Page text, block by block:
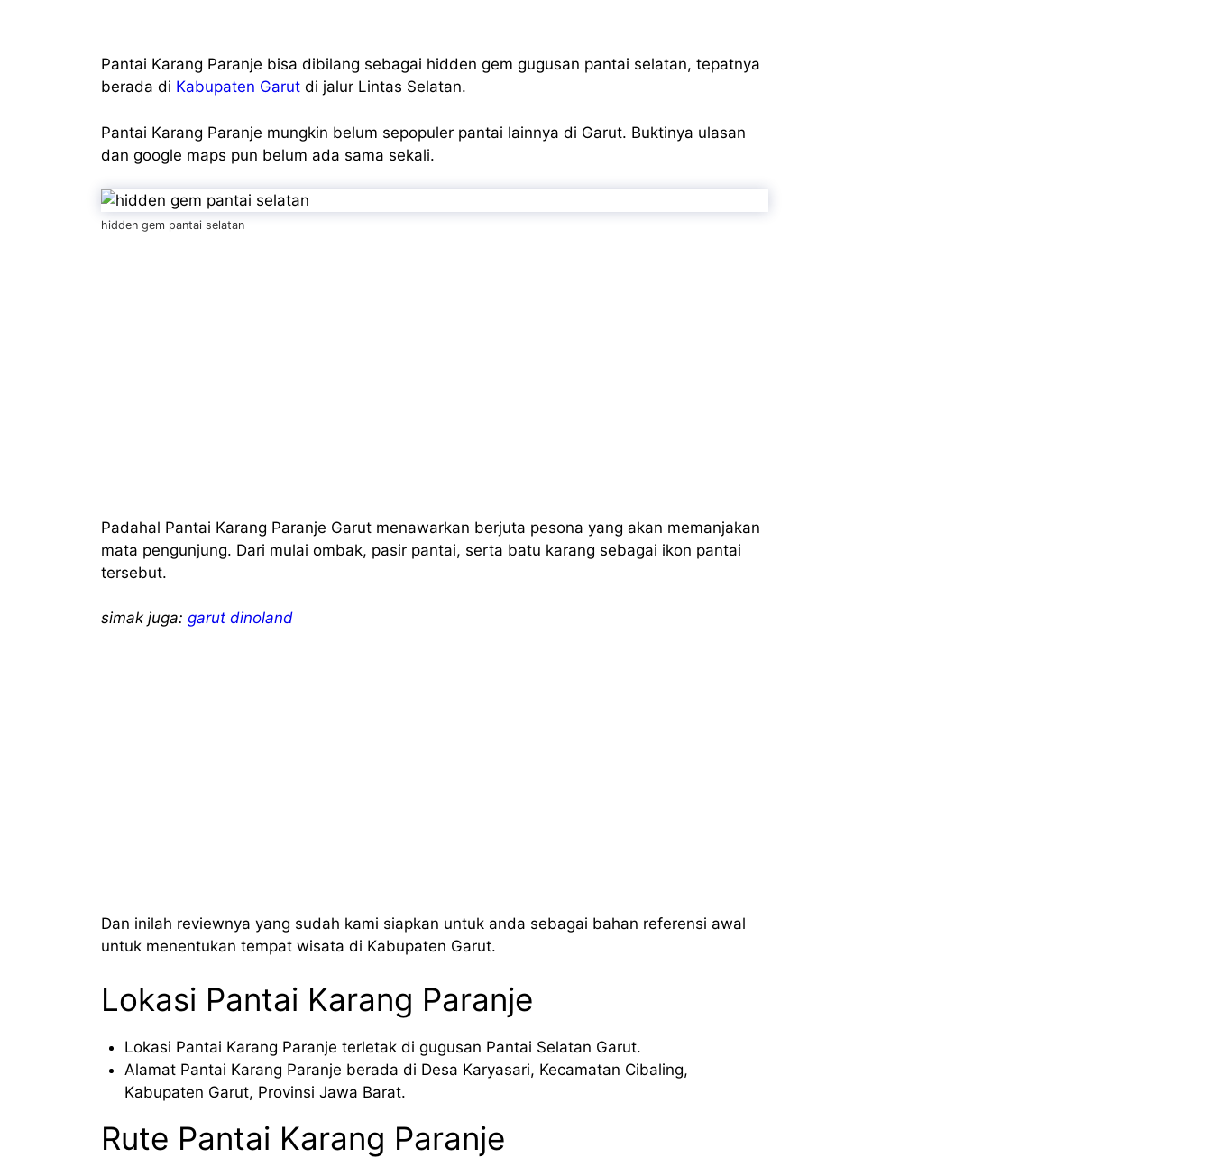
Pantai Karang Paranje bisa dibilang sebagai hidden gem gugusan pantai selatan, tepatnya
berada di Kabupaten Garut di jalur Lintas Selatan.
Pantai Karang Paranje mungkin belum sepopuler pantai lainnya di Garut. Buktinya ulasan
dan google maps pun belum ada sama sekali.
hidden gem pantai selatan
Padahal Pantai Karang Paranje Garut menawarkan berjuta pesona yang akan memanjakan
mata pengunjung. Dari mulai ombak, pasir pantai, serta batu karang sebagai ikon pantai
tersebut.
simak juga: garut dinoland
Dan inilah reviewnya yang sudah kami siapkan untuk anda sebagai bahan referensi awal
untuk menentukan tempat wisata di Kabupaten Garut.
Lokasi Pantai Karang Paranje
Lokasi Pantai Karang Paranje terletak di gugusan Pantai Selatan Garut.
Alamat Pantai Karang Paranje berada di Desa Karyasari, Kecamatan Cibaling,
Kabupaten Garut, Provinsi Jawa Barat.
Rute Pantai Karang Paranje